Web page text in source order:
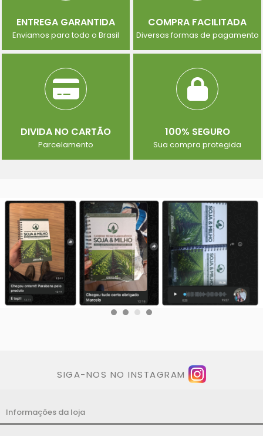
ENTREGA GARANTIDA
Enviamos para todo o Brasil
COMPRA FACILITADA
Diversas formas de pagamento
DIVIDA NO CARTÃO
Parcelamento
100% SEGURO
Sua compra protegida
SIGA-NOS NO INSTAGRAM
Informações da loja